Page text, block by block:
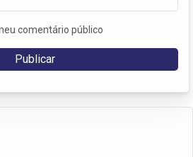
comentário público